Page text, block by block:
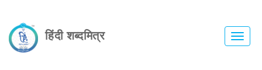
हिंदी शब्दमित्र